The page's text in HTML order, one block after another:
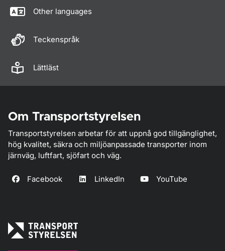
Other languages
Teckenspråk
Lättläst
Om Transportstyrelsen
Transportstyrelsen arbetar för att uppnå god tillgänglighet,
hög kvalitet, säkra och miljöanpassade transporter inom
järnväg, luftfart, sjöfart och väg.
Facebook LinkedIn YouTube